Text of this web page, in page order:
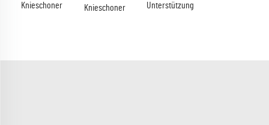
Knieschoner
Knieschoner
Unterstützung